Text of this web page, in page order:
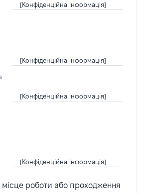
[Конфіденційна інформація]
[Конфіденційна інформація]
[Конфіденційна інформація]
[Конфіденційна інформація]
місце роботи або проходження